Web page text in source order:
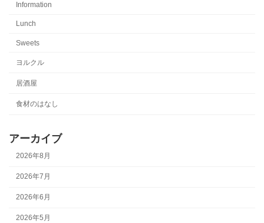
Information
Lunch
Sweets
ヨルクル
居酒屋
食材のはなし
アーカイブ
2026年8月
2026年7月
2026年6月
2026年5月